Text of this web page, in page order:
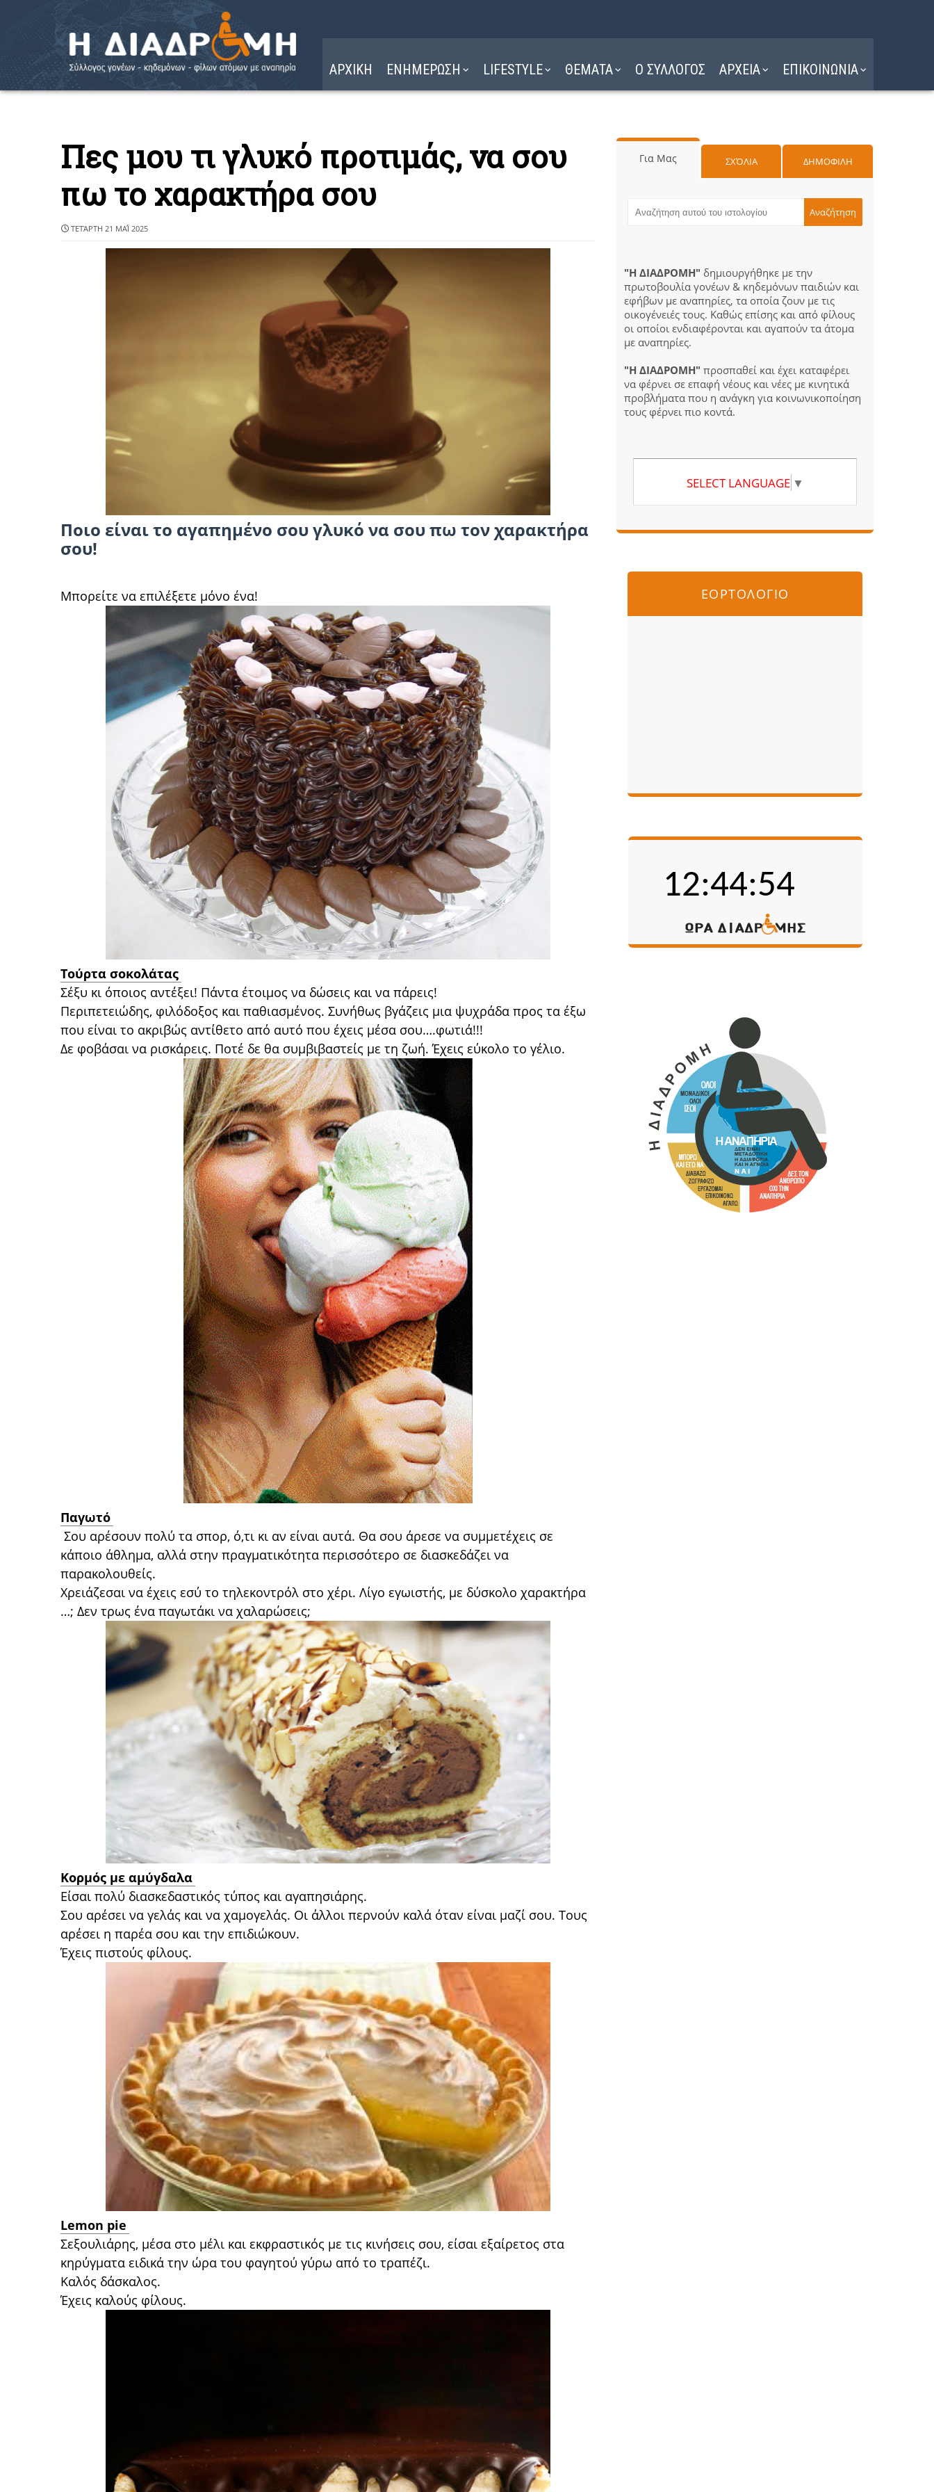
ΑΡΧΙΚΗ ΕΝΗΜΕΡΩΣΗ LIFESTYLE ΘΕΜΑΤΑ Ο ΣΥΛΛΟΓΟΣ ΑΡΧΕΙΑ ΕΠΙΚΟΙΝΩΝΙΑ
Πες μου τι γλυκό προτιμάς, να σου
πω το χαρακτήρα σου
ΤΕΤΆΡΤΗ 21 ΜΑΪ́ 2025
Ποιο είναι το αγαπημένο σου γλυκό να σου πω τον χαρακτήρα
σου!
Μπορείτε να επιλέξετε μόνο ένα!
Τούρτα σοκολάτας
Σέξυ κι όποιος αντέξει! Πάντα έτοιμος να δώσεις και να πάρεις!
Περιπετειώδης, φιλόδοξος και παθιασμένος. Συνήθως βγάζεις μια ψυχράδα προς τα έξω
που είναι το ακριβώς αντίθετο από αυτό που έχεις μέσα σου….φωτιά!!!
Δε φοβάσαι να ρισκάρεις. Ποτέ δε θα συμβιβαστείς με τη ζωή. Έχεις εύκολο το γέλιο.
Παγωτό
Σου αρέσουν πολύ τα σπορ, ό,τι κι αν είναι αυτά. Θα σου άρεσε να συμμετέχεις σε
κάποιο άθλημα, αλλά στην πραγματικότητα περισσότερο σε διασκεδάζει να
παρακολουθείς.
Χρειάζεσαι να έχεις εσύ το τηλεκοντρόλ στο χέρι. Λίγο εγωιστής, με δύσκολο χαρακτήρα
…; Δεν τρως ένα παγωτάκι να χαλαρώσεις;
Κορμός με αμύγδαλα
Είσαι πολύ διασκεδαστικός τύπος και αγαπησιάρης.
Σου αρέσει να γελάς και να χαμογελάς. Οι άλλοι περνούν καλά όταν είναι μαζί σου. Τους
αρέσει η παρέα σου και την επιδιώκουν.
Έχεις πιστούς φίλους.
Lemon pie
Σεξουλιάρης, μέσα στο μέλι και εκφραστικός με τις κινήσεις σου, είσαι εξαίρετος στα
κηρύγματα ειδικά την ώρα του φαγητού γύρω από το τραπέζι.
Καλός δάσκαλος.
Έχεις καλούς φίλους.
Για Μας ΣΧΌΛΙΑ ΔΗΜΟΦΙΛΗ
"Η ΔΙΑΔΡΟΜΗ" δημιουργήθηκε με την
πρωτοβουλία γονέων & κηδεμόνων παιδιών και
εφήβων με αναπηρίες, τα οποία ζουν με τις
οικογένειές τους. Καθώς επίσης και από φίλους
οι οποίοι ενδιαφέρονται και αγαπούν τα άτομα
με αναπηρίες.
"Η ΔΙΑΔΡΟΜΗ" προσπαθεί και έχει καταφέρει
να φέρνει σε επαφή νέους και νέες με κινητικά
προβλήματα που η ανάγκη για κοινωνικοποίηση
τους φέρνει πιο κοντά.
SELECT LANGUAGE ▼
ΕΟΡΤΟΛΟΓΙΟ